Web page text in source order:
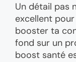
Un détail pas
excellent
booster ta
fond sur un
boost santé